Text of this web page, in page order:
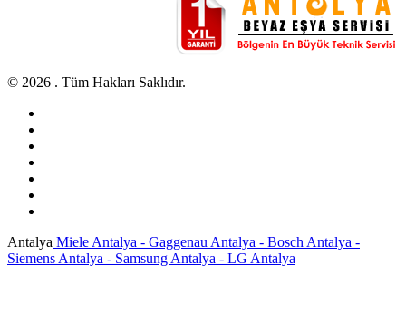
© 2026 . Tüm Hakları Saklıdır.
Antalya Miele Antalya - Gaggenau Antalya - Bosch Antalya -
Siemens Antalya - Samsung Antalya - LG Antalya